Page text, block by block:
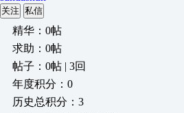
关注 私信
精华：0帖
求助：0帖
帖子：0帖 | 3回
年度积分：0
历史总积分：3